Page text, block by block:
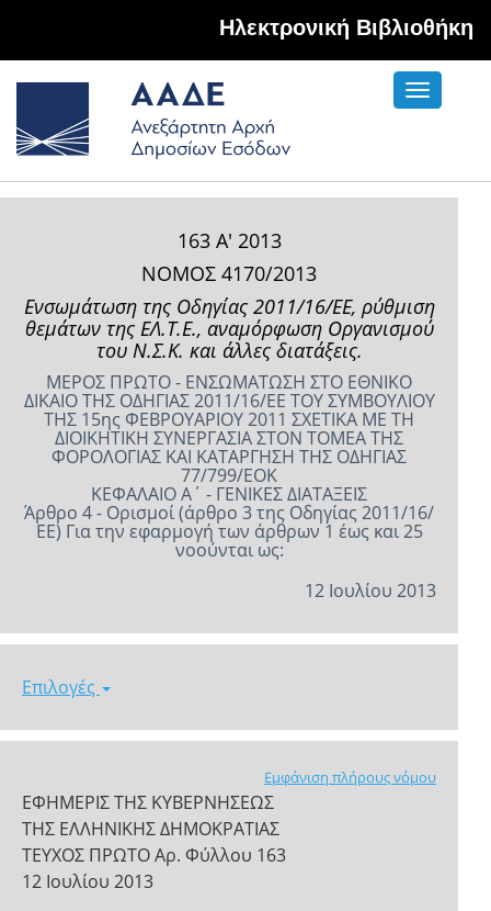
Hλεκτρονική Βιβλιοθήκη
Toggle
163 Α' 2013
ΝΟΜΟΣ 4170/2013
Ενσωμάτωση της Oδηγίας 2011/16/ΕΕ, ρύθμιση
θεμάτων της ΕΛ.Τ.Ε., αναμόρφωση Οργανισμού
του Ν.Σ.Κ. και άλλες διατάξεις.
ΜΕΡΟΣ ΠΡΩΤΟ - ΕΝΣΩΜΑΤΩΣΗ ΣΤΟ ΕΘΝΙΚΟ
ΔΙΚΑΙΟ ΤΗΣ ΟΔΗΓΙΑΣ 2011/16/ΕΕ ΤΟΥ ΣΥΜΒΟΥΛΙΟΥ
ΤΗΣ 15ης ΦΕΒΡΟΥΑΡΙΟΥ 2011 ΣΧΕΤΙΚΑ ΜΕ ΤΗ
ΔΙΟΙΚΗΤΙΚΗ ΣΥΝΕΡΓΑΣΙΑ ΣΤΟΝ ΤΟΜΕΑ ΤΗΣ
ΦΟΡΟΛΟΓΙΑΣ ΚΑΙ ΚΑΤΑΡΓΗΣΗ ΤΗΣ ΟΔΗΓΙΑΣ
77/799/ΕΟΚ
ΚΕΦΑΛΑΙΟ Α΄ - ΓΕΝΙΚΕΣ ΔΙΑΤΑΞΕΙΣ
Άρθρο 4 - Ορισμοί (άρθρο 3 της Οδηγίας 2011/16/
ΕΕ) Για την εφαρμογή των άρθρων 1 έως και 25
νοούνται ως:
12 Ιουλίου 2013
Επιλογές
Εμφάνιση πλήρους νόμου
ΕΦΗΜΕΡΙΣ ΤΗΣ ΚΥΒΕΡΝΗΣΕΩΣ
ΤΗΣ ΕΛΛΗΝΙΚΗΣ ΔΗΜΟΚΡΑΤΙΑΣ
ΤΕΥΧΟΣ ΠΡΩΤΟ Αρ. Φύλλου 163
12 Ιουλίου 2013